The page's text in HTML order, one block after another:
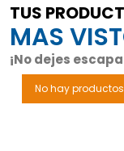
TUS
MAS
¡No dejes
No hay